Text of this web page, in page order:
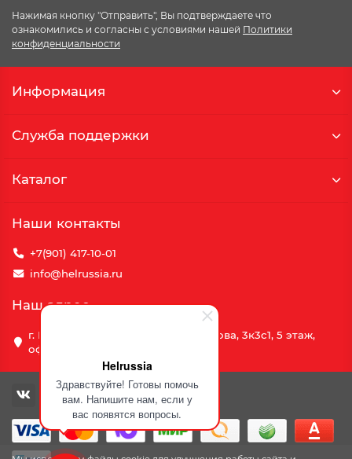
Helrussia
Здравствуйте! Готовы помочь
вам. Напишите нам, если у
вас появятся вопросы.
Нажимая кнопку "Отправить", Вы подтверждаете что
ознакомились и согласны с условиями нашей Политики
конфиденциальности
Информация
Служба поддержки
Каталог
Наши контакты
+7(901) 417-10-01
info@helrussia.ru
Наш адрес
г. Москва, улица Василия Петушкова, 3к3c1, 5 этаж,
офис 69